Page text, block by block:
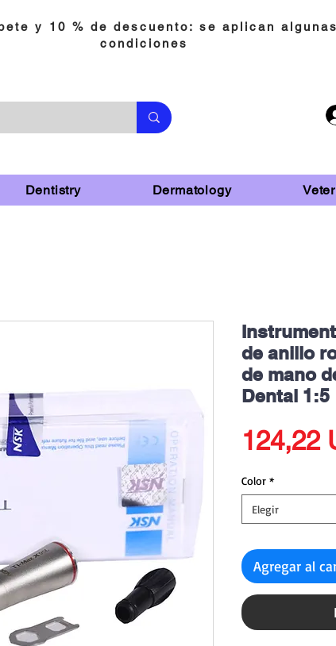
y 10 % de descuento: se aplican algunas
condiciones
Dentistry Dermatology
de anillo
de mano
Dental 1:5
124,22
Color *
Elegir
Agregar al